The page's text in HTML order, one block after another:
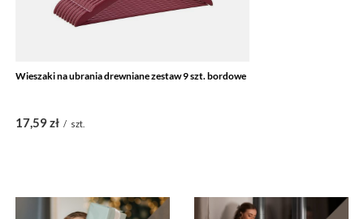
Wieszaki na ubrania drewniane zestaw 9 szt. bordowe
17,59 zł / szt.